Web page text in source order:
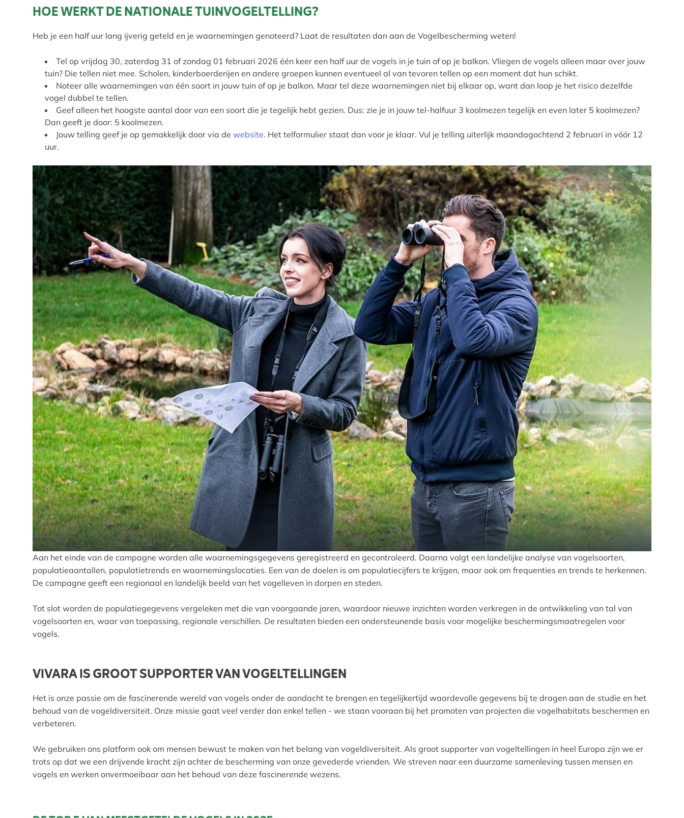
HOE WERKT DE NATIONALE TUINVOGELTELLING?
Heb je een half uur lang ijverig geteld en je waarnemingen genoteerd? Laat de resultaten dan aan de Vogelbescherming weten!
Tel op vrijdag 30, zaterdag 31 of zondag 01 februari 2026 één keer een half uur de vogels in je tuin of op je balkon. Vliegen de vogels alleen maar over jouw
tuin? Die tellen niet mee. Scholen, kinderboerderijen en andere groepen kunnen eventueel al van tevoren tellen op een moment dat hun schikt.
Noteer alle waarnemingen van één soort in jouw tuin of op je balkon. Maar tel deze waarnemingen niet bij elkaar op, want dan loop je het risico dezelfde
vogel dubbel te tellen.
Geef alleen het hoogste aantal door van een soort die je tegelijk hebt gezien. Dus: zie je in jouw tel-halfuur 3 koolmezen tegelijk en even later 5 koolmezen?
Dan geeft je door: 5 koolmezen.
Jouw telling geef je op gemakkelijk door via de website. Het telformulier staat dan voor je klaar. Vul je telling uiterlijk maandagochtend 2 februari in vóór 12
uur.
Aan het einde van de campagne worden alle waarnemingsgegevens geregistreerd en gecontroleerd. Daarna volgt een landelijke analyse van vogelsoorten,
populatieaantallen, populatietrends en waarnemingslocaties. Een van de doelen is om populatiecijfers te krijgen, maar ook om frequenties en trends te herkennen.
De campagne geeft een regionaal en landelijk beeld van het vogelleven in dorpen en steden.
Tot slot worden de populatiegegevens vergeleken met die van voorgaande jaren, waardoor nieuwe inzichten worden verkregen in de ontwikkeling van tal van
vogelsoorten en, waar van toepassing, regionale verschillen. De resultaten bieden een ondersteunende basis voor mogelijke beschermingsmaatregelen voor
vogels.
VIVARA IS GROOT SUPPORTER VAN VOGELTELLINGEN
Het is onze passie om de fascinerende wereld van vogels onder de aandacht te brengen en tegelijkertijd waardevolle gegevens bij te dragen aan de studie en het
behoud van de vogeldiversiteit. Onze missie gaat veel verder dan enkel tellen - we staan vooraan bij het promoten van projecten die vogelhabitats beschermen en
verbeteren.
We gebruiken ons platform ook om mensen bewust te maken van het belang van vogeldiversiteit. Als groot supporter van vogeltellingen in heel Europa zijn we er
trots op dat we een drijvende kracht zijn achter de bescherming van onze gevederde vrienden. We streven naar een duurzame samenleving tussen mensen en
vogels en werken onvermoeibaar aan het behoud van deze fascinerende wezens.